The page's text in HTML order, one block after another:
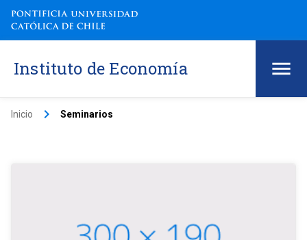
Instituto de Economía
Inicio keyboard_arrow_right Seminarios